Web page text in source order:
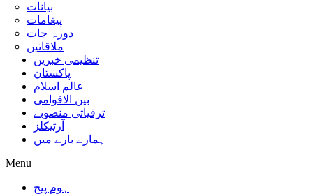
بیانات
پیغامات
دورہ جات
ملاقاتیں
تنظیمی خبریں
پاکستان
عالم اسلام
بین الاقوامی
ترقیاتی منصوبے
آرٹیکلز
ہمارے بارے میں
Menu
ہوم پیج